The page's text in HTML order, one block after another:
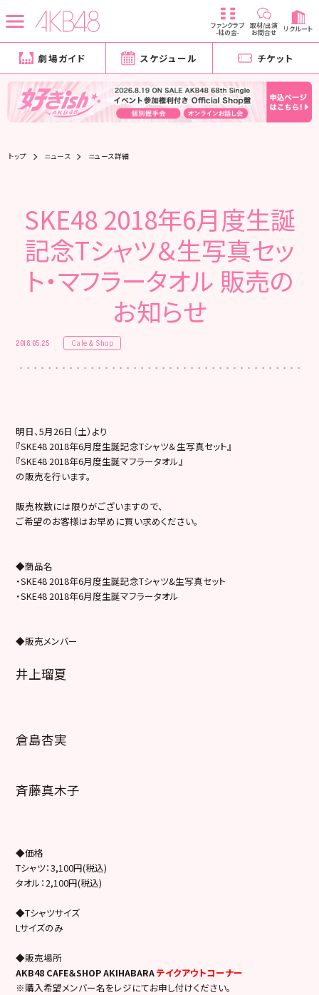
ファンクラブ
-柱の会-
取材/出演
お問合せ リクルート
劇場ガイド スケジュール チケット
トップ ニュース ニュース詳細
SKE48 2018年6月度生誕
記念Tシャツ＆生写真セッ
ト・マフラータオル 販売の
お知らせ
2018.05.25 Cafe & Shop
明日、5月26日（土）より
『SKE48 2018年6月度生誕記念Tシャツ＆生写真セット』
『SKE48 2018年6月度生誕マフラータオル』
の販売を行います。
販売枚数には限りがございますので、
ご希望のお客様はお早めに買い求めください。
◆商品名
・SKE48 2018年6月度生誕記念Tシャツ&生写真セット
・SKE48 2018年6月度生誕マフラータオル
◆販売メンバー
井上瑠夏
倉島杏実
斉藤真木子
◆価格
Tシャツ：3,100円(税込)
タオル：2,100円(税込)
◆Tシャツサイズ
Lサイズのみ
◆販売場所
AKB48 CAFE＆SHOP AKIHABARAテイクアウトコーナー
※購入希望メンバー名をレジにてお申し付けください。